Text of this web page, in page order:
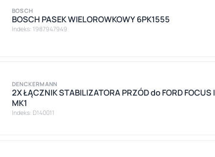
BOSCH
BOSCH PASEK WIELOROWKOWY 6PK1555
Indeks: 1987947949
DENCKERMANN
2X ŁĄCZNIK STABILIZATORA PRZÓD do FORD FOCUS I
MK1
Indeks: D140011